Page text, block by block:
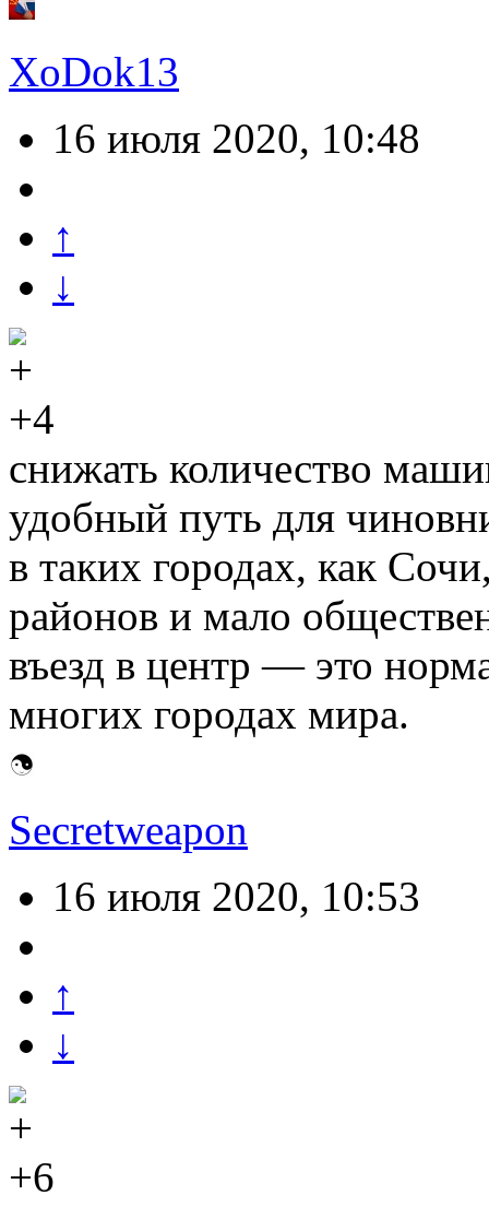
XoDok13
16 июля 2020, 10:48
↑
↓
+4
снижать количество
удобный путь для
в таких городах, как
районов и мало
въезд в центр — это
многих городах мира.
Secretweapon
16 июля 2020, 10:53
↑
↓
+6